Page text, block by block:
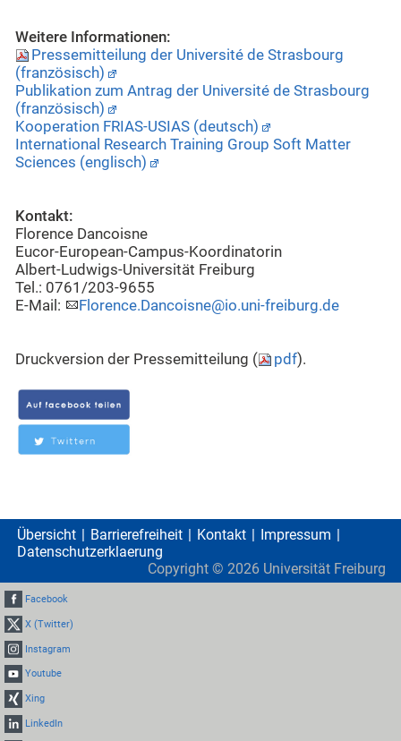
Weitere Informationen:
Pressemitteilung der Université de Strasbourg
(französisch)
Publikation zum Antrag der Université de Strasbourg
(französisch)
Kooperation FRIAS-USIAS (deutsch)
International Research Training Group Soft Matter
Sciences (englisch)
Kontakt:
Florence Dancoisne
Eucor-European-Campus-Koordinatorin
Albert-Ludwigs-Universität Freiburg
Tel.: 0761/203-9655
E-Mail:
Florence.Dancoisne@io.uni-freiburg.de
Druckversion der Pressemitteilung ( pdf).
Übersicht Barrierefreiheit Kontakt
Impressum
Datenschutzerklaerung
Copyright © 2026 Universität Freiburg
Facebook
X (Twitter)
Instagram
Youtube
Xing
LinkedIn